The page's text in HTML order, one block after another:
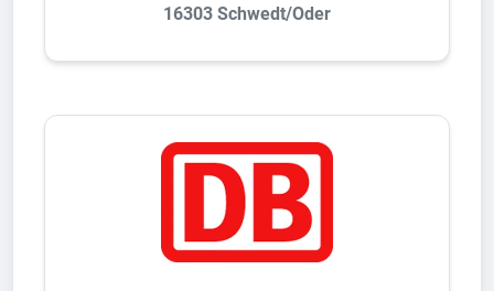
16303 Schwedt/Oder